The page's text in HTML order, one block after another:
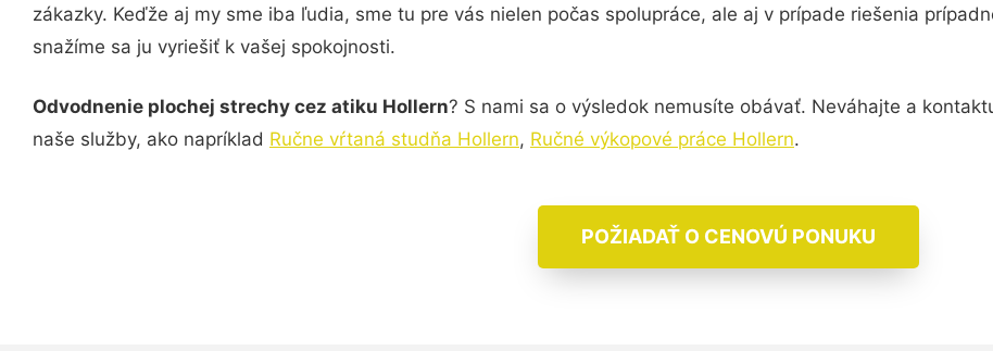
zákazky. Keďže aj my sme iba ľudia, sme tu pre vás nielen počas spolupráce, ale aj v prípade riešenia
snažíme sa ju vyriešiť k vašej spokojnosti.
Odvodnenie plochej strechy cez atiku Hollern? S nami sa o výsledok nemusíte obávať. Neváhajte a
naše služby, ako napríklad Ručne vŕtaná studňa Hollern, Ručné výkopové práce Hollern.
POŽIADAŤ O CENOVÚ PONUKU